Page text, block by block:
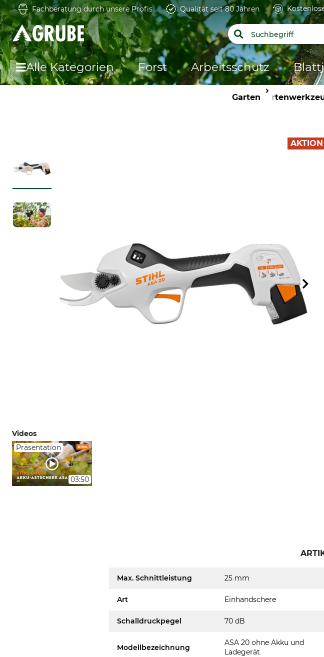
Fachberatung durch unsere Profis Qualität seit 80 Jahren
Alle Kategorien Forst Arbeitsschutz
Garten
Videos
Präsentation
03:50
AKTION
Max. Schnittleistung 25 mm
Art Einhandschere
Schalldruckpegel 70 dB
Modellbezeichnung
ASA 20 ohne Akku und
Ladegerät